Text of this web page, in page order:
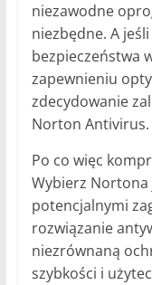
niezawodne
niezbędne. A
bezpieczeństwa
zapewnieniu
zdecydowanie
Norton Antivirus.
Po co więc
Wybierz Nortona
potencjalnymi
rozwiązanie
niezrównaną
szybkości i